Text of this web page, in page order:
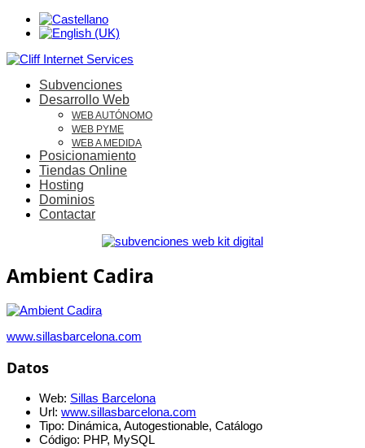
Subvenciones
Desarrollo Web
WEB AUTÓNOMO
WEB PYME
WEB A MEDIDA
Posicionamiento
Tiendas Online
Hosting
Dominios
Contactar
Ambient Cadira
www.sillasbarcelona.com
Datos
Web: Sillas Barcelona
Url: www.sillasbarcelona.com
Tipo: Dinámica, Autogestionable, Catálogo
Código: PHP, MySQL